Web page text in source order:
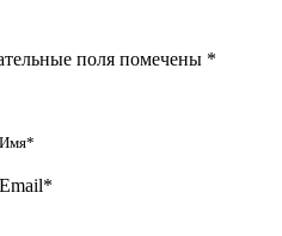
поля помечены *
Имя*
Email*